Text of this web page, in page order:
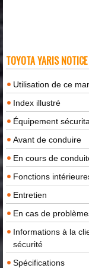
TOYOTA YARIS
Utilisation de ce
Index illustré
Équipement
Avant de conduire
En cours de
Fonctions
Entretien
En cas de
Informations à la
sécurité
Spécifications